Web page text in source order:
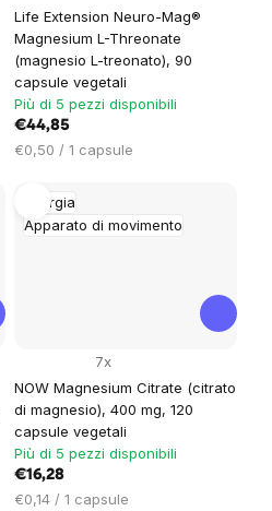
Life Extension Neuro-Mag®
Magnesium L-Threonate
(magnesio L-treonato), 90
capsule vegetali
Più di 5 pezzi disponibili
€44,85
Prezzo
€0,50 / 1 capsule
Energia
Apparato di movimento
NOW Magnesium Citrate (citrato
di magnesio), 400 mg, 120
capsule vegetali
7x
Più di 5 pezzi disponibili
€16,28
Prezzo
€0,14 / 1 capsule